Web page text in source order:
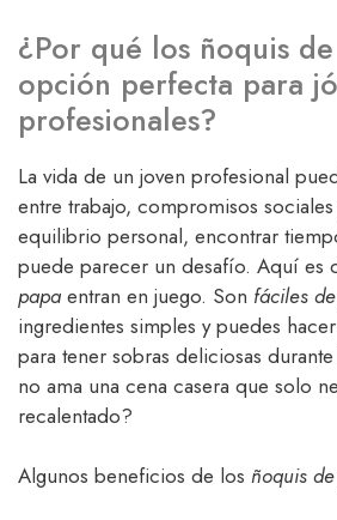
¿Por qué los ñoquis
opción perfecta para
profesionales?
La vida de un joven profesional
entre trabajo, compromisos
equilibrio personal, encontrar
puede parecer un desafío. Aquí es
papa entran en juego. Son fáciles
ingredientes simples y puedes
para tener sobras deliciosas
no ama una cena casera que solo
recalentado?
Algunos beneficios de los ñoquis